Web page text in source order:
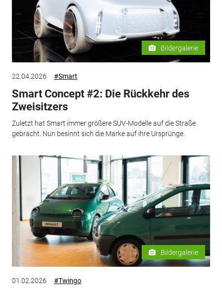
Bildergalerie
22.04.2026 #Smart
Smart Concept #2: Die Rückkehr des
Zweisitzers
Zuletzt hat Smart immer größere SUV-Modelle auf die Straße
gebracht. Nun besinnt sich die Marke auf ihre Ursprünge.
Bildergalerie
01.02.2026 #Twingo